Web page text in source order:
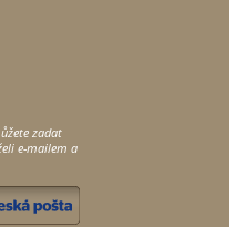
zadat
e-mailem a